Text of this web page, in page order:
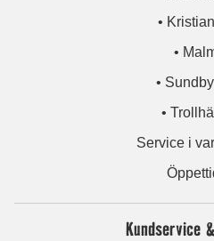
•
•
•
•
Service i
Kundservice